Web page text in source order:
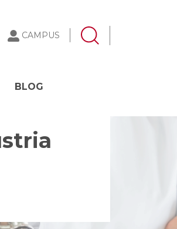
CAMPUS
BLOG